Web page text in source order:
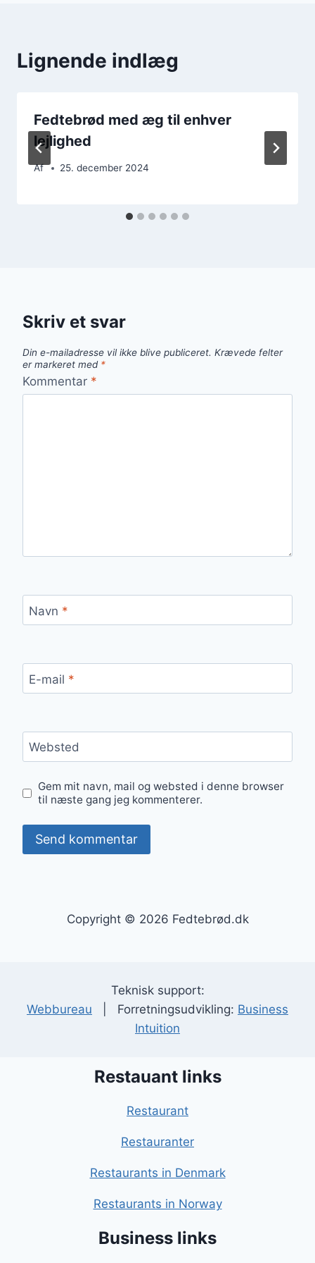
Lignende indlæg
Fedtebrød med æg til enhver
lejlighed
Af 25. december 2024
Skriv et svar
Din e-mailadresse vil ikke blive publiceret. Krævede felter
er markeret med *
Kommentar *
Navn *
E-mail *
Websted
Gem mit navn, mail og websted i denne browser
til næste gang jeg kommenterer.
Copyright © 2026 Fedtebrød.dk
Teknisk support:
Webbureau | Forretningsudvikling: Business
Intuition
Restauant links
Restaurant
Restauranter
Restaurants in Denmark
Restaurants in Norway
Business links